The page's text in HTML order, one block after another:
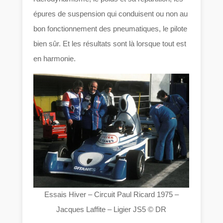
épures de suspension qui conduisent ou non au
bon fonctionnement des pneumatiques, le pilote
bien sûr. Et les résultats sont là lorsque tout est
en harmonie.
Essais Hiver – Circuit Paul Ricard 1975 –
Jacques Laffite – Ligier JS5 © DR